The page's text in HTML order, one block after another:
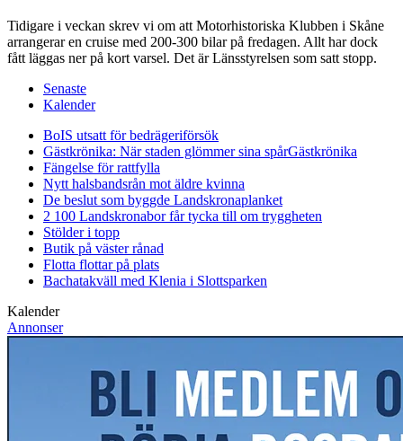
Tidigare i veckan skrev vi om att Motorhistoriska Klubben i Skåne
arrangerar en cruise med 200-300 bilar på fredagen. Allt har dock
fått läggas ner på kort varsel. Det är Länsstyrelsen som satt stopp.
Senaste
Kalender
BoIS utsatt för bedrägeriförsök
Gästkrönika: När staden glömmer sina spårGästkrönika
Fängelse för rattfylla
Nytt halsbandsrån mot äldre kvinna
De beslut som byggde Landskronaplanket
2 100 Landskronabor får tycka till om tryggheten
Stölder i topp
Butik på väster rånad
Flotta flottar på plats
Bachatakväll med Klenia i Slottsparken
Kalender
Annonser